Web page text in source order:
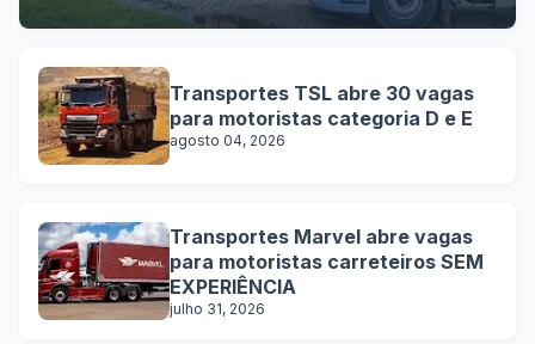
Transportes TSL abre 30 vagas
para motoristas categoria D e E
agosto 04, 2026
Transportes Marvel abre vagas
para motoristas carreteiros SEM
EXPERIÊNCIA
julho 31, 2026